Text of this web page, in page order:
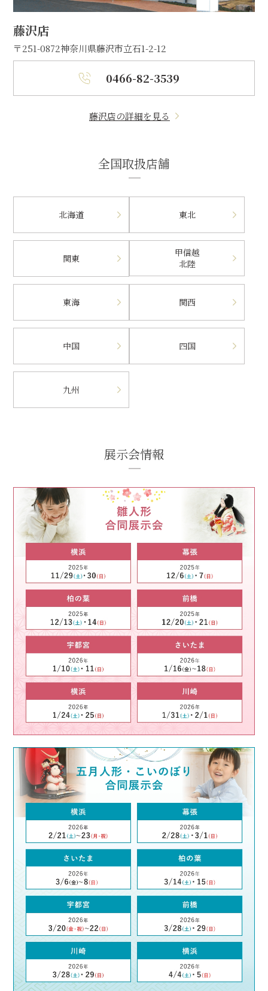
藤沢店
〒251-0872神奈川県藤沢市立石1-2-12
0466-82-3539
藤沢店の詳細を見る
全国取扱店舗
北海道 東北
関東
甲信越
北陸
東海 関西
中国 四国
九州
展示会情報